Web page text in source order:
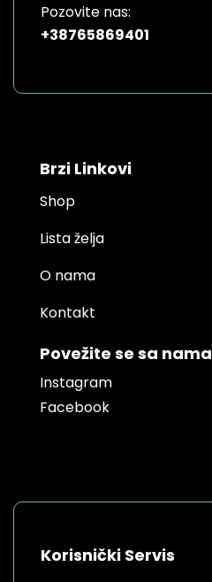
Pozovite nas:
+38765869401
Brzi Linkovi
Shop
Lista želja
O nama
Kontakt
Povežite se sa nama
Instagram
Facebook
Korisnički Servis